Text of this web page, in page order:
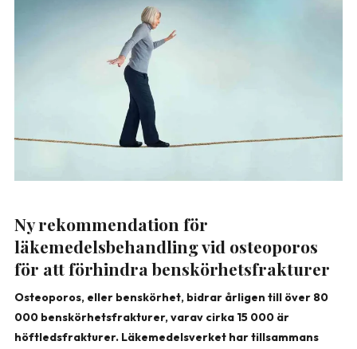
Ny rekommendation för
läkemedelsbehandling vid osteoporos
för att förhindra benskörhetsfrakturer
Osteoporos, eller benskörhet, bidrar årligen till över 80
000 benskörhetsfrakturer, varav cirka 15 000 är
höftledsfrakturer. Läkemedelsverket har tillsammans